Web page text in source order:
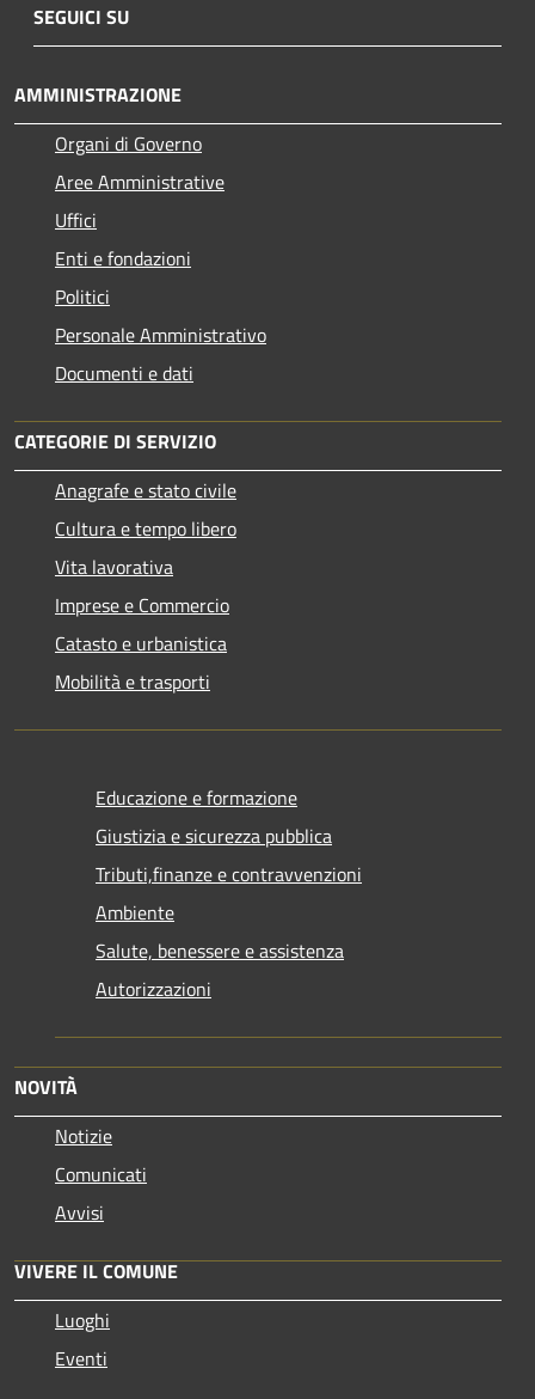
SEGUICI SU
AMMINISTRAZIONE
Organi di Governo
Aree Amministrative
Uffici
Enti e fondazioni
Politici
Personale Amministrativo
Documenti e dati
CATEGORIE DI SERVIZIO
Anagrafe e stato civile
Cultura e tempo libero
Vita lavorativa
Imprese e Commercio
Catasto e urbanistica
Mobilità e trasporti
Educazione e formazione
Giustizia e sicurezza pubblica
Tributi,finanze e contravvenzioni
Ambiente
Salute, benessere e assistenza
Autorizzazioni
NOVITÀ
Notizie
Comunicati
Avvisi
VIVERE IL COMUNE
Luoghi
Eventi